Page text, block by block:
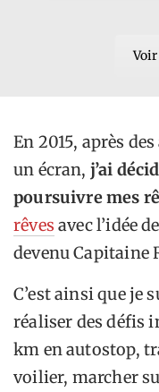
En 2015, après
un écran, j’ai
poursuivre mes
rêves avec l’idée
devenu Capitaine
C’est ainsi que je
réaliser des défis
km en autostop,
voilier, marcher